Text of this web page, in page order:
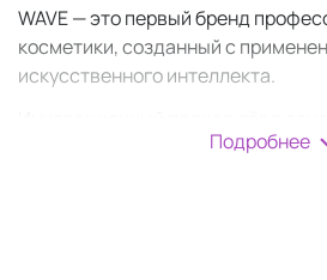
WAVE — это первый бренд
косметики, созданный с
искусственного интеллекта.
концепции до финальногоПодробнее